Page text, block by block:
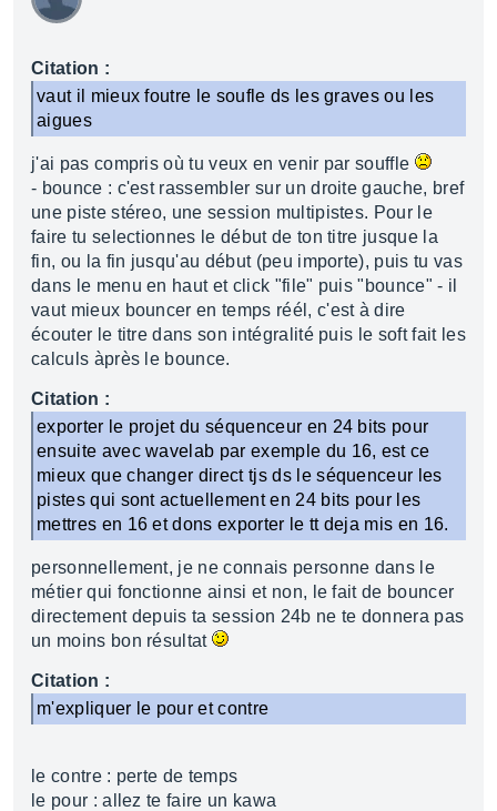
Citation :
vaut il mieux foutre le soufle ds les graves ou les
aigues
j'ai pas compris où tu veux en venir par souffle
- bounce : c'est rassembler sur un droite gauche, bref
une piste stéreo, une session multipistes. Pour le
faire tu selectionnes le début de ton titre jusque la
fin, ou la fin jusqu'au début (peu importe), puis tu vas
dans le menu en haut et click "file" puis "bounce" - il
vaut mieux bouncer en temps réél, c'est à dire
écouter le titre dans son intégralité puis le soft fait les
calculs àprès le bounce.
Citation :
exporter le projet du séquenceur en 24 bits pour
ensuite avec wavelab par exemple du 16, est ce
mieux que changer direct tjs ds le séquenceur les
pistes qui sont actuellement en 24 bits pour les
mettres en 16 et dons exporter le tt deja mis en 16.
personnellement, je ne connais personne dans le
métier qui fonctionne ainsi et non, le fait de bouncer
directement depuis ta session 24b ne te donnera pas
un moins bon résultat
Citation :
m'expliquer le pour et contre
le contre : perte de temps
le pour : allez te faire un kawa